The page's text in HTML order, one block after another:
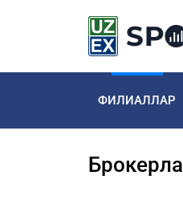
ФИЛИАЛЛАР